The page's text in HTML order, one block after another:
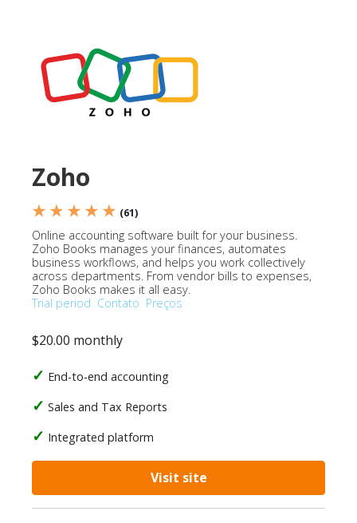
Zoho
★ ★ ★ ★ ★ (61)
Online accounting software built for your business.
Zoho Books manages your finances, automates
business workflows, and helps you work collectively
across departments. From vendor bills to expenses,
Zoho Books makes it all easy.
Trial period Contato Preços
$20.00 monthly
End-to-end accounting
Sales and Tax Reports
Integrated platform
Visit site